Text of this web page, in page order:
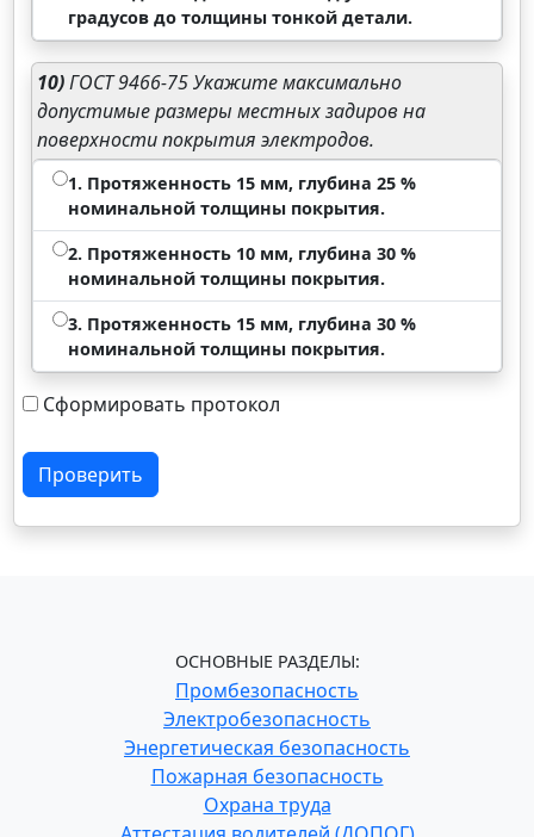
градусов до толщины тонкой детали.
10)ГОСТ 9466-75 Укажите максимально
допустимые размеры местных задиров на
поверхности покрытия электродов.
1. Протяженность 15 мм, глубина 25 %
номинальной толщины покрытия.
2. Протяженность 10 мм, глубина 30 %
номинальной толщины покрытия.
3. Протяженность 15 мм, глубина 30 %
номинальной толщины покрытия.
Сформировать протокол
Проверить
ОСНОВНЫЕ РАЗДЕЛЫ:
Промбезопасность
Электробезопасность
Энергетическая безопасность
Пожарная безопасность
Охрана труда